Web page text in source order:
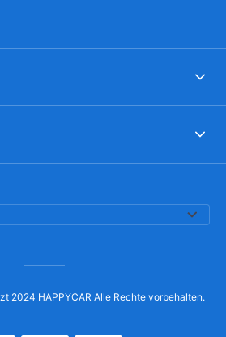
2024 HAPPYCAR Alle Rechte vorbehalten.